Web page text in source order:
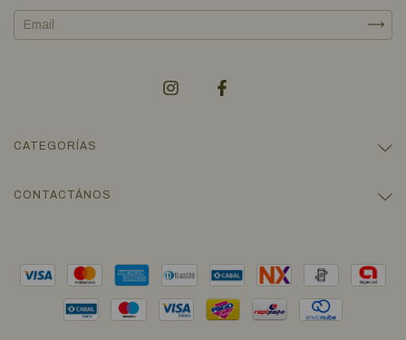
CATEGORÍAS
CONTACTÁNOS